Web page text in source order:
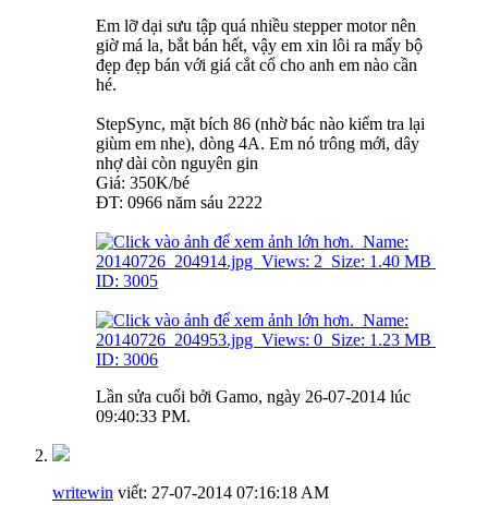
Em lỡ dại sưu tập quá nhiều stepper motor nên
giờ má la, bắt bán hết, vậy em xin lôi ra mấy bộ
đẹp đẹp bán với giá cắt cổ cho anh em nào cần
hé.
StepSync, mặt bích 86 (nhờ bác nào kiểm tra lại
giùm em nhe), dòng 4A. Em nó trông mới, dây
nhợ dài còn nguyên gin
Giá: 350K/bé
ĐT: 0966 năm sáu 2222
Lần sửa cuối bởi Gamo, ngày 26-07-2014 lúc
09:40:33 PM.
writewin viết: 27-07-2014 07:16:18 AM